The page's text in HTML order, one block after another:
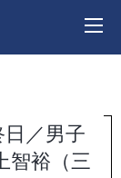
日／男子
智裕（三